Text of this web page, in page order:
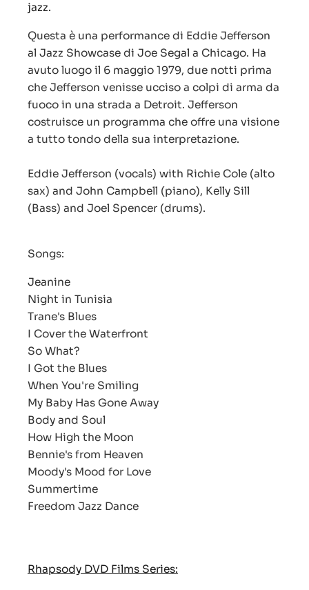
jazz.
Questa è una performance di Eddie Jefferson
al Jazz Showcase di Joe Segal a Chicago. Ha
avuto luogo il 6 maggio 1979, due notti prima
che Jefferson venisse ucciso a colpi di arma da
fuoco in una strada a Detroit. Jefferson
costruisce un programma che offre una visione
a tutto tondo della sua interpretazione.
Eddie Jefferson (vocals) with Richie Cole (alto
sax) and John Campbell (piano), Kelly Sill
(Bass) and Joel Spencer (drums).
Songs:
Jeanine
Night in Tunisia
Trane's Blues
I Cover the Waterfront
So What?
I Got the Blues
When You're Smiling
My Baby Has Gone Away
Body and Soul
How High the Moon
Bennie's from Heaven
Moody's Mood for Love
Summertime
Freedom Jazz Dance
Rhapsody DVD Films Series: